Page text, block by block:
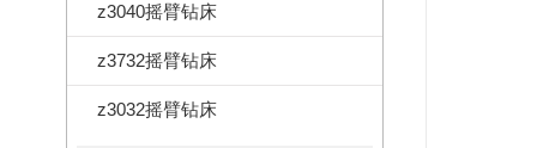
z3040摇臂钻床
z3732摇臂钻床
z3032摇臂钻床